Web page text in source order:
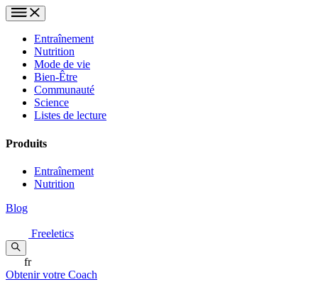
Entraînement
Nutrition
Mode de vie
Bien-Être
Communauté
Science
Listes de lecture
Produits
Entraînement
Nutrition
Blog
Freeletics
fr
Obtenir votre Coach